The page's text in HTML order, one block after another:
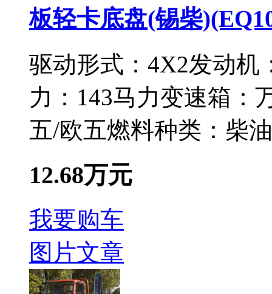
板轻卡底盘(锡柴
驱动形式： 4X2发动机
力： 143马力变速箱：
五/欧五燃料种类： 柴油
12.68万元
我要购车
图片文章